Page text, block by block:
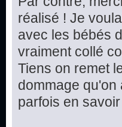
réalisé ! Je
avec les bébés
vraiment collé
Tiens on remet
dommage qu'on
parfois en